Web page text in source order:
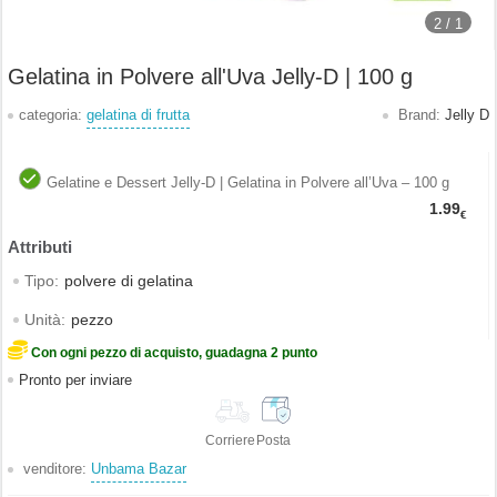
2 / 1
Gelatina in Polvere all'Uva Jelly-D | 100 g
categoria: gelatina di frutta Brand: Jelly D
Gelatine e Dessert Jelly-D | Gelatina in Polvere all’Uva – 100 g
1.99€
Tipo: polvere di gelatina
Unità: pezzo
Con ogni pezzo di acquisto, guadagna 2 punto
Pronto per inviare
Corriere Posta
venditore: Unbama Bazar